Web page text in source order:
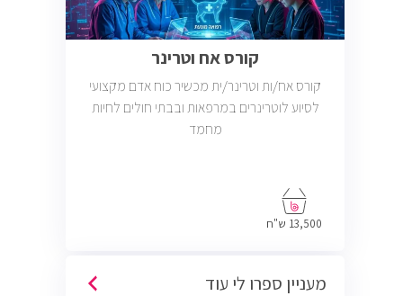
קורס אח וטרינר
קורס אח/ות וטרינר/ית מכשיר כוח אדם מקצועי
לסיוע לוטרינרים במרפאות ובבתי חולים לחיות
מחמד
13,500 ש"ח
מעניין ספרו לי עוד